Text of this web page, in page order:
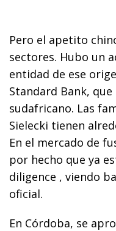
Pero el apetito
sectores. Hubo un
entidad de ese
Standard Bank,
sudafricano. Las
Sielecki tienen
En el mercado de
por hecho que ya
diligence , viendo
oficial.
En Córdoba, se